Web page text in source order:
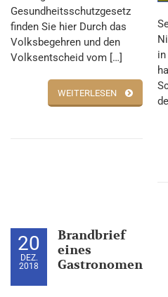
Gesundheitsschutzgesetz
finden Sie hier Durch das
Volksbegehren und den
Volksentscheid vom […]
WEITERLESEN
20
DEZ.
2018
Brandbrief
eines
Gastronomen